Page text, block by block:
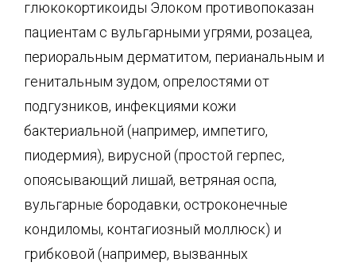
глюкокортикоиды Элоком противопоказан
пациентам с вульгарными угрями, розацеа,
периоральным дерматитом, перианальным и
генитальным зудом, опрелостями от
подгузников, инфекциями кожи
бактериальной (например, импетиго,
пиодермия), вирусной (простой герпес,
опоясывающий лишай, ветряная оспа,
вульгарные бородавки, остроконечные
кондиломы, контагиозный моллюск) и
грибковой (например, вызванных